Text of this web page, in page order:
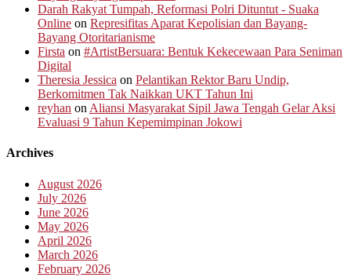
Darah Rakyat Tumpah, Reformasi Polri Dituntut - Suaka
Online on Represifitas Aparat Kepolisian dan Bayang-
Bayang Otoritarianisme
Firsta on #ArtistBersuara: Bentuk Kekecewaan Para Seniman
Digital
Theresia Jessica on Pelantikan Rektor Baru Undip,
Berkomitmen Tak Naikkan UKT Tahun Ini
reyhan on Aliansi Masyarakat Sipil Jawa Tengah Gelar Aksi
Evaluasi 9 Tahun Kepemimpinan Jokowi
Archives
August 2026
July 2026
June 2026
May 2026
April 2026
March 2026
February 2026